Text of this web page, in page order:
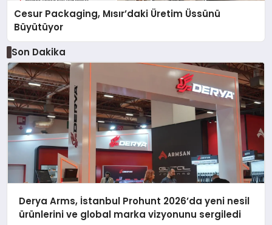
Cesur Packaging, Mısır’daki Üretim Üssünü
Büyütüyor
Son Dakika
Derya Arms, İstanbul Prohunt 2026’da yeni nesil
ürünlerini ve global marka vizyonunu sergiledi